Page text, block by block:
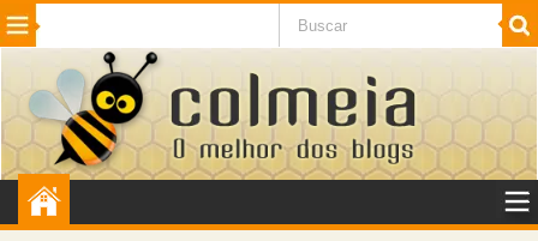
Beleza Cinema e TV
Internet Jogos NotÃ­cias SaÃºde
VeÃ­culos Adulto